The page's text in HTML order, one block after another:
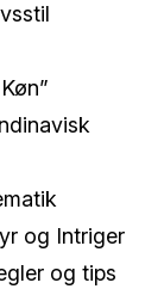
og Intriger
og tips